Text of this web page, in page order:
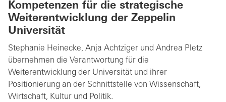
Kompetenzen für die strategische
Weiterentwicklung der Zeppelin
Universität
Stephanie Heinecke, Anja Achtziger und Andrea Pletz
übernehmen die Verantwortung für die
Weiterentwicklung der Universität und ihrer
Positionierung an der Schnittstelle von Wissenschaft,
Wirtschaft, Kultur und Politik.